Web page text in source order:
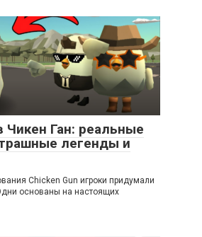
Ган: реальные
легенды и
Chicken Gun игроки придумали
основаны на настоящих